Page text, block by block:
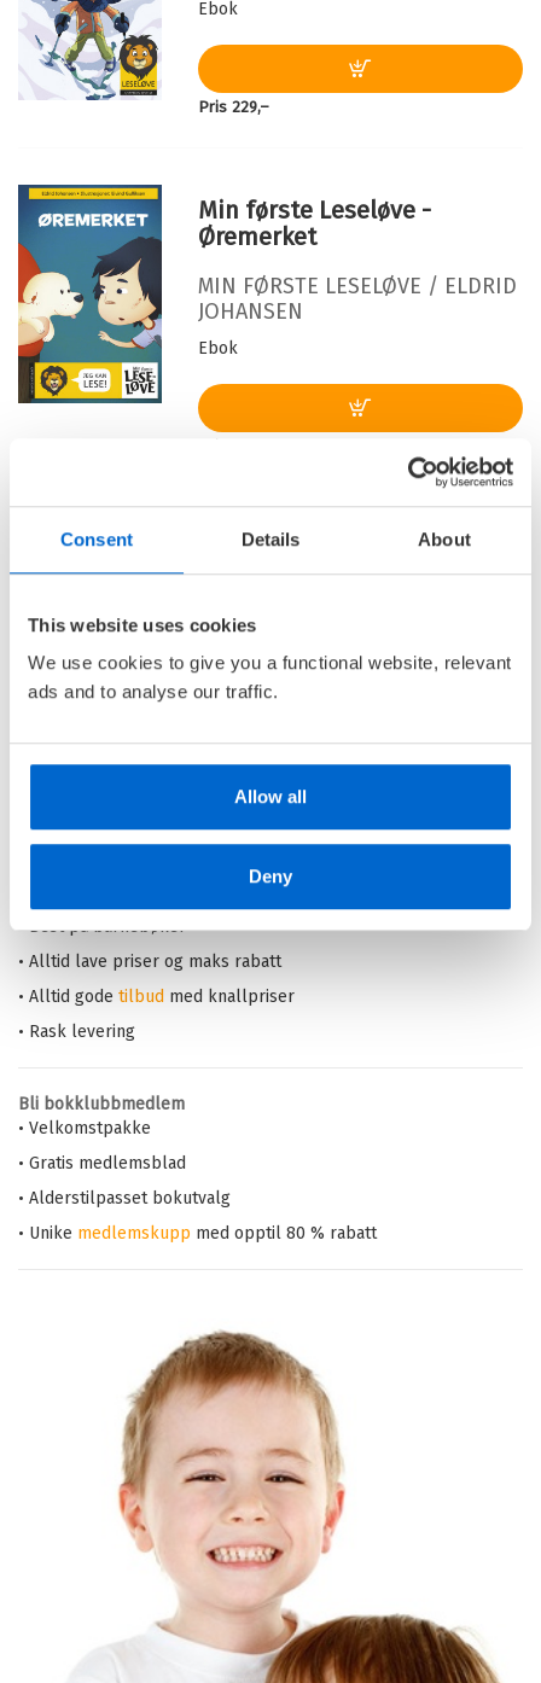
Consent Details About
This website uses cookies
We use cookies to give you a functional website, relevant
ads and to analyse our traffic.
Allow all
Deny
Illustratør:
Gulliksen, Eivind
Kopibeskyttelse:
Vannmerket
Filformat:
EPUB3 Fast sidevisning
Ebok
Pris 229,–
Min første Leseløve -
Øremerket
MIN FØRSTE LESELØVE / ELDRID
JOHANSEN
Ebok
Fra du så meg
Ebok
Barnas Egen Bokverden – 100% leselyst!
Din barnebokhandel på nett
• Best på barnebøker
• Alltid lave priser og maks rabatt
• Alltid gode tilbud med knallpriser
• Rask levering
Bli bokklubbmedlem
• Velkomstpakke
• Gratis medlemsblad
• Alderstilpasset bokutvalg
• Unike medlemskupp med opptil 80 % rabatt